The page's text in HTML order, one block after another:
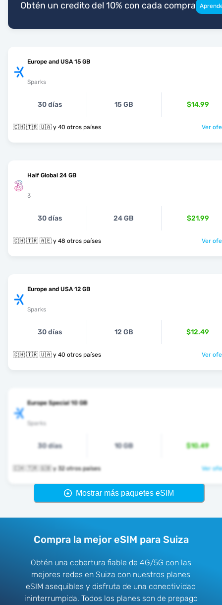
Obtén un credito del 10% con cada compra
Europe and USA 15 GB
Sparks
30 días 15 GB $14.99
🇨🇭 🇹🇷 🇺🇦 y 40 otros países Ver
Half Global 24 GB
3
30 días 24 GB $21.99
🇨🇭 🇹🇷 🇦🇪 y 48 otros países Ver
Europe and USA 12 GB
Sparks
30 días 12 GB $12.49
🇨🇭 🇹🇷 🇺🇦 y 40 otros países Ver
Europe Special 10 GB
Sparks
30 días 10 GB $10.49
🇨🇭 🇹🇷 🇬🇧 y 32 otros países Ver
Mostrar más paquetes eSIM
Compra la mejor eSIM para Suiza
Obtén una cobertura fiable de 4G/5G con las
mejores redes en Suiza con nuestros planes
eSIM asequibles y disfruta de una conectividad
ininterrumpida. Todos los planes son de prepago